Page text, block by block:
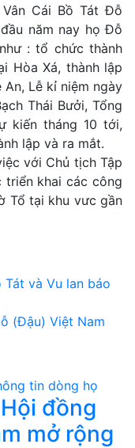
Cái Bồ Tát Đỗ
năm nay họ Đỗ
: tổ chức thành
Hòa Xá, thành lập
An, Lễ kỉ niệm ngày
Thái Bưởi, Tổng
kiến tháng 10 tới,
lập và ra mắt.
với Chủ tịch Tập
triển khai các công
Tổ tại khu vưc gần
Tát và Vu lan báo
(Đậu) Việt Nam
tin dòng họ
đồng
mở rộng